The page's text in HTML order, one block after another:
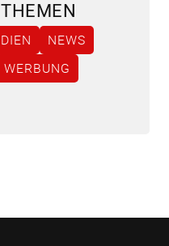
NEWS
WERBUNG